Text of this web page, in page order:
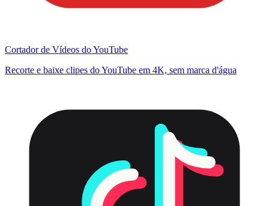
Cortador de Vídeos do YouTube
Recorte e baixe clipes do YouTube em 4K, sem marca d'água